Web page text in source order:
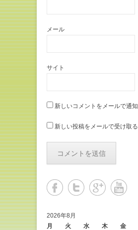
メール
サイト
新しいコメントをメールで通知
新しい投稿をメールで受け取る
2026年8月
月
火 水 木 金